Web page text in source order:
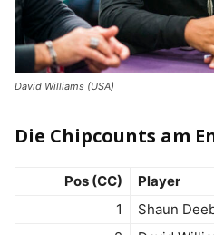
David Williams (USA)
Die Chipcounts am
Pos (CC) Player
1
Shaun